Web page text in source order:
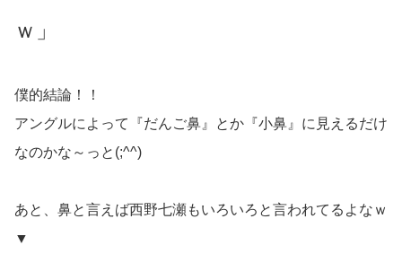
ｗ」
僕的結論！！
アングルによって『だんご鼻』とか『小鼻』に見えるだけ
なのかな～っと(;^^)
あと、鼻と言えば西野七瀬もいろいろと言われてるよなｗ
▼